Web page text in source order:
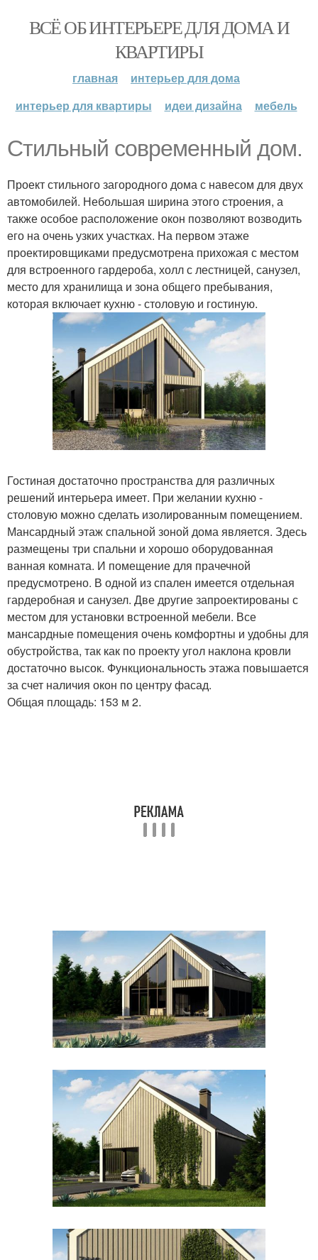
ВСЁ ОБ ИНТЕРЬЕРЕ ДЛЯ ДОМА И
КВАРТИРЫ
главная
интерьер для дома
интерьер для квартиры
идеи дизайна мебель
Стильный современный дом.
Проект стильного загородного дома с навесом для двух
автомобилей. Небольшая ширина этого строения, а
также особое расположение окон позволяют возводить
его на очень узких участках. На первом этаже
проектировщиками предусмотрена прихожая с местом
для встроенного гардероба, холл с лестницей, санузел,
место для хранилища и зона общего пребывания,
которая включает кухню - столовую и гостиную.
Гостиная достаточно пространства для различных
решений интерьера имеет. При желании кухню -
столовую можно сделать изолированным помещением.
Мансардный этаж спальной зоной дома является. Здесь
размещены три спальни и хорошо оборудованная
ванная комната. И помещение для прачечной
предусмотрено. В одной из спален имеется отдельная
гардеробная и санузел. Две другие запроектированы с
местом для установки встроенной мебели. Все
мансардные помещения очень комфортны и удобны для
обустройства, так как по проекту угол наклона кровли
достаточно высок. Функциональность этажа повышается
за счет наличия окон по центру фасад.
Общая площадь: 153 м 2.